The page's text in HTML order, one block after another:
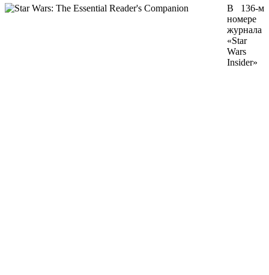
В 136-м
номере
журнала
«Star
Wars
Insider»